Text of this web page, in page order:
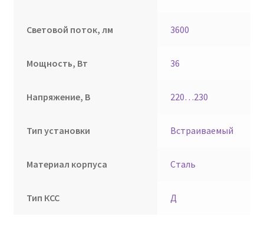
Световой поток, лм 3600
Мощность, Вт 36
Напряжение, В 220…230
Тип установки Встраиваемый
Материал корпуса Сталь
Тип КСС Д